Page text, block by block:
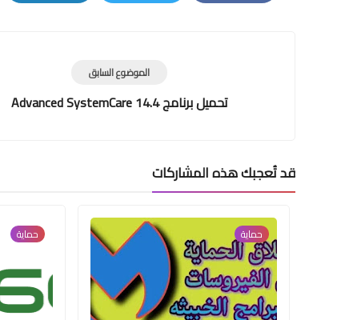
Facebook
Twitter
LinkedIn
الموضوع السابق
تحميل برنامج Advanced SystemCare 14.4
قد تُعجبك هذه المشاركات
حماية حماية